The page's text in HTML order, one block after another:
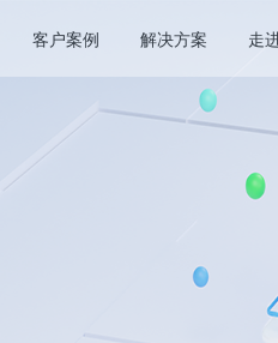
客户案例 解决方案 走